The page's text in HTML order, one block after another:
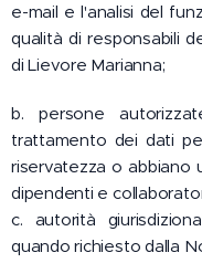
e-mail e l'analisi del
qualità di responsabili
di Lievore Marianna;
b. persone
trattamento dei dati
riservatezza o abbiano
dipendenti e
c. autorità
quando richiesto dalla